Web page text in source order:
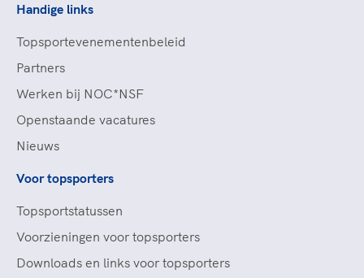
Handige links
Topsportevenementenbeleid
Partners
Werken bij NOC*NSF
Openstaande vacatures
Nieuws
Voor topsporters
Topsportstatussen
Voorzieningen voor topsporters
Downloads en links voor topsporters